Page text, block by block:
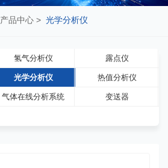
产品中心 > 光学分析仪
氢气分析仪 露点仪
光学分析仪 热值分析仪
气体在线分析系统 变送器